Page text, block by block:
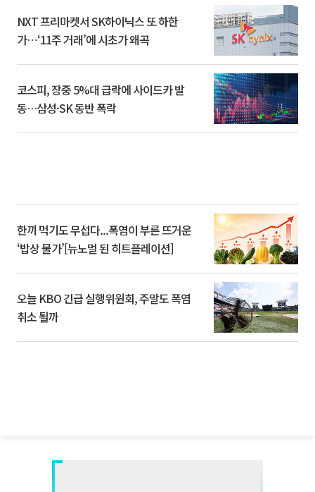
NXT 프리마켓서 SK하이닉스 또 하한
가⋯‘11주 거래’에 시초가 왜곡
코스피, 장중 5%대 급락에 사이드카 발
동…삼성·SK 동반 폭락
한끼 먹기도 무섭다...폭염이 부른 뜨거운
‘밥상 물가’[뉴노멀 된 히트플레이션]
오늘 KBO 긴급 실행위원회, 주말도 폭염
취소 될까